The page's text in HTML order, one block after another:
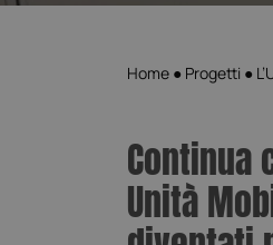
Home ● Progetti ●
Continua
Unità